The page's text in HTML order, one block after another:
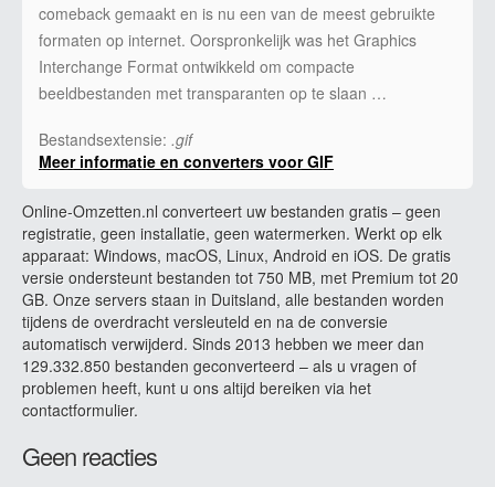
comeback gemaakt en is nu een van de meest gebruikte
formaten op internet. Oorspronkelijk was het Graphics
Interchange Format ontwikkeld om compacte
beeldbestanden met transparanten op te slaan …
Bestandsextensie: .gif
Meer informatie en converters voor GIF
Online-Omzetten.nl converteert uw bestanden gratis – geen
registratie, geen installatie, geen watermerken. Werkt op elk
apparaat: Windows, macOS, Linux, Android en iOS. De gratis
versie ondersteunt bestanden tot 750 MB, met Premium tot 20
GB. Onze servers staan in Duitsland, alle bestanden worden
tijdens de overdracht versleuteld en na de conversie
automatisch verwijderd. Sinds 2013 hebben we meer dan
129.332.850 bestanden geconverteerd – als u vragen of
problemen heeft, kunt u ons altijd bereiken via het
contactformulier.
Geen reacties